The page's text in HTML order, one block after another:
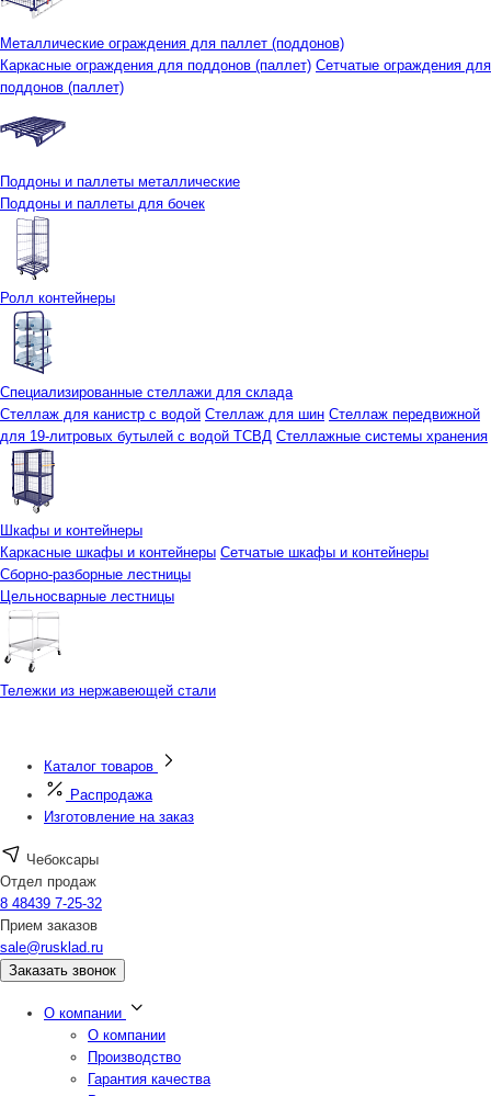
Металлические ограждения для паллет (поддонов)
Каркасные ограждения для поддонов (паллет) Сетчатые ограждения для
поддонов (паллет)
Поддоны и паллеты металлические
Поддоны и паллеты для бочек
Ролл контейнеры
Специализированные стеллажи для склада
Стеллаж для канистр с водой Стеллаж для шин Стеллаж передвижной
для 19-литровых бутылей с водой ТСВД Стеллажные системы хранения
Шкафы и контейнеры
Каркасные шкафы и контейнеры Сетчатые шкафы и контейнеры
Сборно-разборные лестницы
Цельносварные лестницы
Тележки из нержавеющей стали
Каталог товаров
Распродажа
Изготовление на заказ
Чебоксары
Отдел продаж
8 48439 7-25-32
Прием заказов
sale@rusklad.ru
Заказать звонок
О компании
О компании
Производство
Гарантия качества